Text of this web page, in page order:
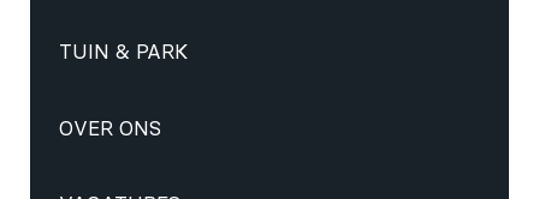
TUIN & PARK
OVER ONS